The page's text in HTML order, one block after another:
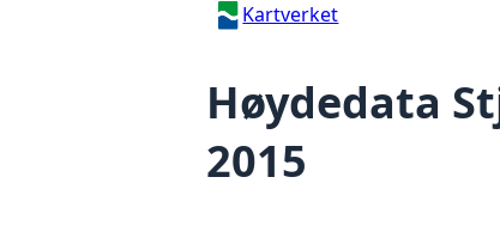
Kartverket
Høydedata
2015